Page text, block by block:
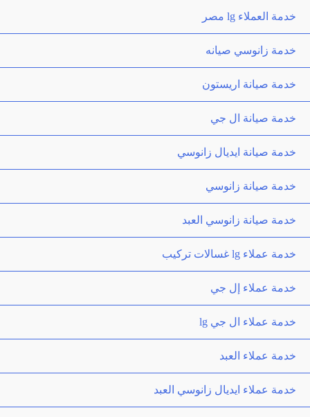
خدمة العملاء lg مصر
خدمة زانوسي صيانه
خدمة صيانة اريستون
خدمة صيانة ال جي
خدمة صيانة ايديال زانوسي
خدمة صيانة زانوسي
خدمة صيانة زانوسي العبد
خدمة عملاء lg غسالات تركيب
خدمة عملاء إل جي
خدمة عملاء ال جي lg
خدمة عملاء العبد
خدمة عملاء ايديال زانوسي العبد